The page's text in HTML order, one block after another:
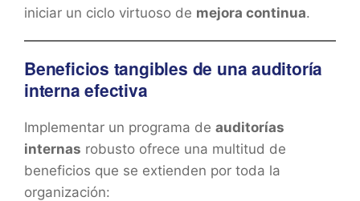
iniciar un ciclo virtuoso de mejora continua.
Beneficios tangibles de una auditoría
interna efectiva
Implementar un programa de auditorías
internas robusto ofrece una multitud de
beneficios que se extienden por toda la
organización: